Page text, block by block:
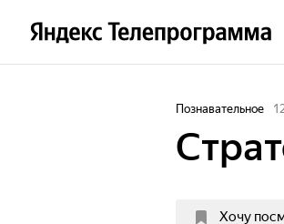
Познавательное
Хочу